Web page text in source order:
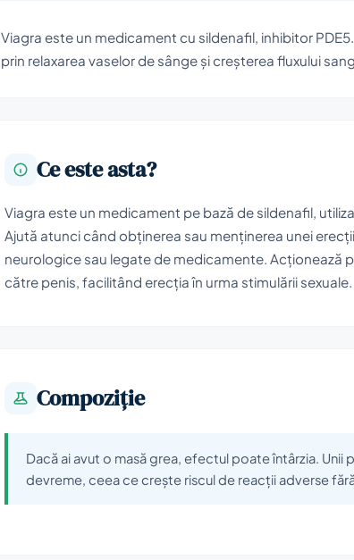
Viagra este un medicament cu sildenafil, inhibitor
prin relaxarea vaselor de sânge și creșterea fluxului
Ce este asta?
Viagra este un medicament pe bază de sildenafil,
Ajută atunci când obținerea sau menținerea unei
neurologice sau legate de medicamente. Acționează
către penis, facilitând erecția în urma stimulării sexuale.
Compoziţie
Dacă ai avut o masă grea, efectul poate întârzia. Unii
devreme, ceea ce crește riscul de reacții adverse